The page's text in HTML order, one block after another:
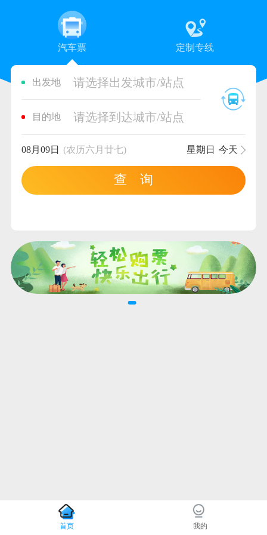
汽车票 定制专线
出发地 请选择出发城市/站点
目的地 请选择到达城市/站点
08月09日 (农历六月廿七) 星期日 今天
查 询
首页 我的